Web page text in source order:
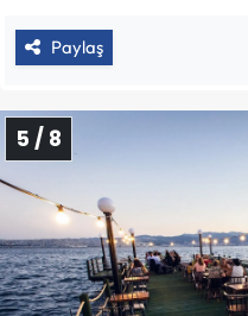
Paylaş
5 / 8